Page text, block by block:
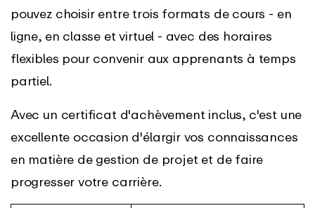
pouvez choisir entre trois formats de cours - en
ligne, en classe et virtuel - avec des horaires
flexibles pour convenir aux apprenants à temps
partiel.
Avec un certificat d'achèvement inclus, c'est une
excellente occasion d'élargir vos connaissances
en matière de gestion de projet et de faire
progresser votre carrière.